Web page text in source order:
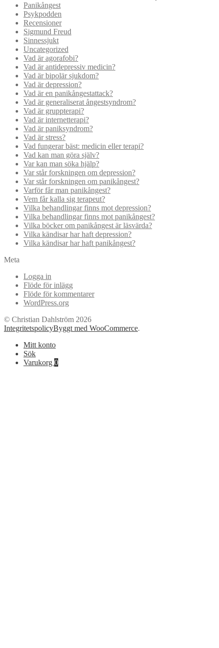
Panikångest
Psykpodden
Recensioner
Sigmund Freud
Sinnessjukt
Uncategorized
Vad är agorafobi?
Vad är antidepressiv medicin?
Vad är bipolär sjukdom?
Vad är depression?
Vad är en panikångestattack?
Vad är generaliserat ångestsyndrom?
Vad är gruppterapi?
Vad är internetterapi?
Vad är paniksyndrom?
Vad är stress?
Vad fungerar bäst: medicin eller terapi?
Vad kan man göra själv?
Var kan man söka hjälp?
Var står forskningen om depression?
Var står forskningen om panikångest?
Varför får man panikångest?
Vem får kalla sig terapeut?
Vilka behandlingar finns mot depression?
Vilka behandlingar finns mot panikångest?
Vilka böcker om panikångest är läsvärda?
Vilka kändisar har haft depression?
Vilka kändisar har haft panikångest?
Meta
Logga in
Flöde för inlägg
Flöde för kommentarer
WordPress.org
© Christian Dahlström 2026
IntegritetspolicyByggt med WooCommerce.
Mitt konto
Sök
Varukorg 0